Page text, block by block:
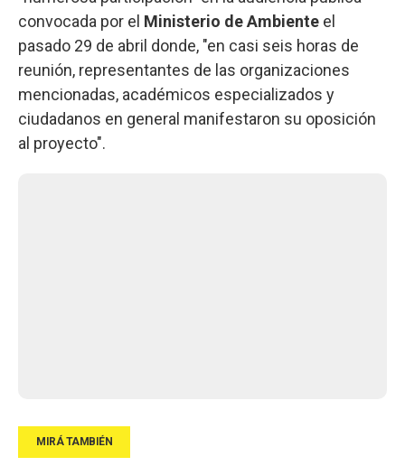
convocada por el Ministerio de Ambiente el
pasado 29 de abril donde, "en casi seis horas de
reunión, representantes de las organizaciones
mencionadas, académicos especializados y
ciudadanos en general manifestaron su oposición
al proyecto".